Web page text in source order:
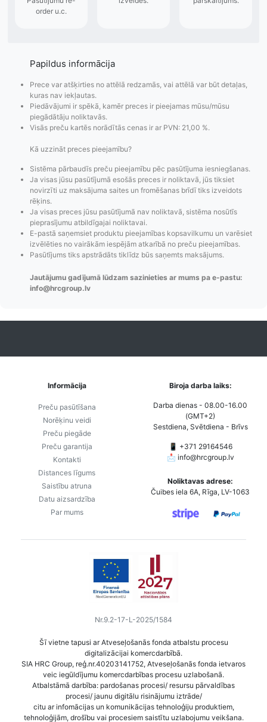
Pasūtījumu statusa
maiņas
paziņojumi,
Izsekošana,
Pasūtījumu re-
order u.c.
Visi pieejamie
piegādes veidi un
to izmaksas bez
lietotāja konta
PayPal
Papildus informācija
Prece var atšķirties no attēlā redzamās, vai attēlā var būt detaļas,
kuras nav iekļautas.
Piedāvājumi ir spēkā, kamēr preces ir pieejamas mūsu/mūsu
piegādātāju noliktavās.
Visās preču kartēs norādītās cenas ir ar PVN: 21,00 %.
Kā uzzināt preces pieejamību?
Sistēma pārbaudīs preču pieejamību pēc pasūtījuma iesniegšanas.
Ja visas jūsu pasūtījumā esošās preces ir noliktavā, jūs tiksiet
novirzīti uz maksājuma saites un fromēšanas brīdī tiks izveidots
rēķins.
Ja visas preces jūsu pasūtījumā nav noliktavā, sistēma nosūtīs
pieprasījumu atbildīgajai noliktavai.
E-pastā saņemsiet produktu pieejamības kopsavilkumu un varēsiet
izvēlēties no vairākām iespējām atkarībā no preču pieejamības.
Pasūtījums tiks apstrādāts tiklīdz būs saņemts maksājums.
Jautājumu gadījumā lūdzam sazinieties ar mums pa e-pastu:
info@hrcgroup.lv
Informācija
Preču pasūtīšana
Norēķinu veidi
Preču piegāde
Preču garantija
Kontakti
Distances līgums
Saistību atruna
Datu aizsardzība
Par mums
Biroja darba laiks:
Darba dienas - 08.00-16.00
(GMT+2)
Sestdiena, Svētdiena - Brīvs
📱 +371 29164546
📩 info@hrcgroup.lv
Noliktavas adrese:
Čuibes iela 6A, Rīga, LV-1063
Nr.9.2-17-L-2025/1584
Šī vietne tapusi ar Atveseļošanās fonda atbalstu procesu
digitalizācijai komercdarbībā.
SIA HRC Group, reģ.nr.40203141752, Atveseļošanās fonda ietvaros
veic iegūldījumu komercdarbības procesu uzlabošanā.
Atbalstāmā darbība: pardošanas procesi/ resursu pārvaldības
procesi/ jaunu digitālu risinājumu iztrāde/
citu ar infomācijas un komunikācijas tehnoloģiju produktiem,
tehnoloģijām, drošību vai procesiem saistītu uzlabojumu veikšana.